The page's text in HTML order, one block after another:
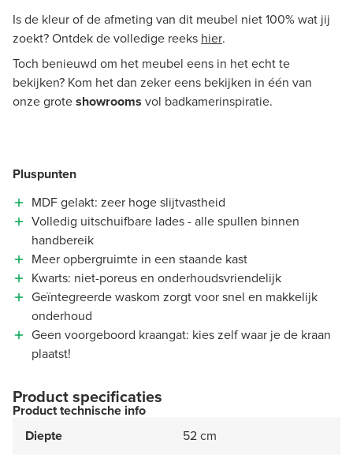
Is de kleur of de afmeting van dit meubel niet 100% wat jij
zoekt? Ontdek de volledige reeks hier.
Toch benieuwd om het meubel eens in het echt te
bekijken? Kom het dan zeker eens bekijken in één van
onze groteshowrooms vol badkamerinspiratie.
Pluspunten
MDF gelakt: zeer hoge slijtvastheid
Volledig uitschuifbare lades - alle spullen binnen
handbereik
Meer opbergruimte in een staande kast
Kwarts: niet-poreus en onderhoudsvriendelijk
Geïntegreerde waskom zorgt voor snel en makkelijk
onderhoud
Geen voorgeboord kraangat: kies zelf waar je de kraan
plaatst!
Product specificaties
Product technische info
Diepte
52 cm